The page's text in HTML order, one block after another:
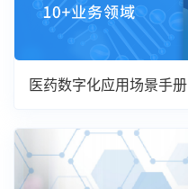
医药数字化应用场景手册